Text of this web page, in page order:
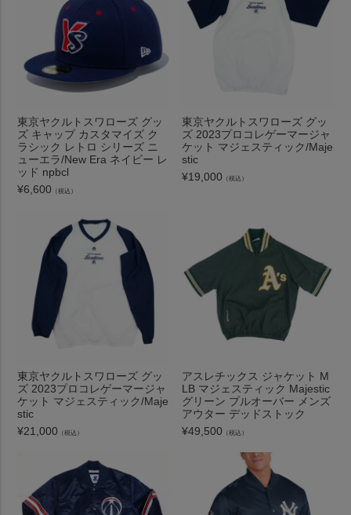
東京ヤクルトスワローズ グッ
ズ キャップ カスタマイズ ク
ラシック レトロ シリーズ ニ
ューエラ/New Era ネイビー レ
ッド npbcl
¥6,600 （税込）
東京ヤクルトスワローズ グッ
ズ 2023プロコレゲーマージャ
ケット マジェスティック/Maje
stic
¥19,000 （税込）
東京ヤクルトスワローズ グッ
ズ 2023プロコレゲーマージャ
ケット マジェスティック/Maje
stic
¥21,000 （税込）
アスレチックス ジャケット M
LB マジェスティック Majestic
グリーン プルオーバー メンズ
アウター デッドストック
¥49,500 （税込）